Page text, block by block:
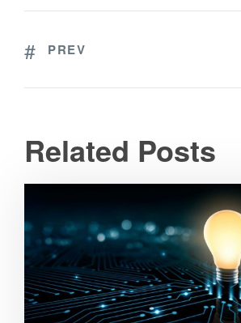
PREV
Related Posts